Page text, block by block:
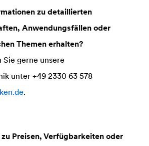
zu detaillierten
Anwendungsfällen oder
Themen erhalten?
gerne unsere
unter +49 2330 63 578
.
Preisen, Verfügbarkeiten oder